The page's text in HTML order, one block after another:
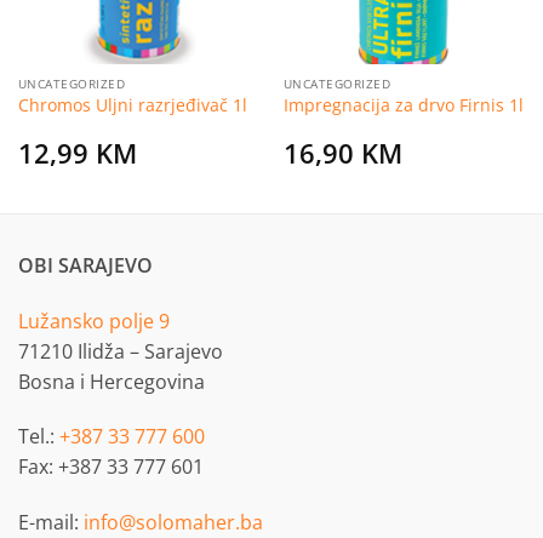
UNCATEGORIZED
Chromos Uljni razrjeđivač 1l
12,99 KM
UNCATEGORIZED
Impregnacija za drvo Firnis 1l
16,90 KM
OBI SARAJEVO
Lužansko polje 9
71210 Ilidža – Sarajevo
Bosna i Hercegovina
Tel.: +387 33 777 600
Fax: +387 33 777 601
E-mail: info@solomaher.ba